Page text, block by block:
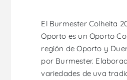
El Burmester Colheita
Oporto es un Oporto
región de Oporto y
por Burmester.
variedades de uva